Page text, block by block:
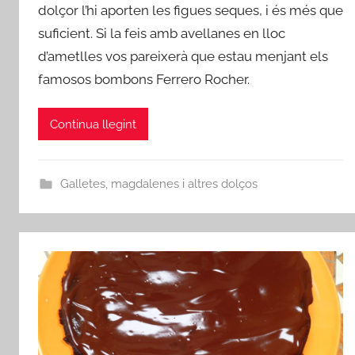
d
m
i
n
dolçor l’hi aporten les figues seques, i és més que
suficient. Si la feis amb avellanes en lloc
d’ametlles vos pareixerà que estau menjant els
famosos bombons Ferrero Rocher.
Continua llegint
Galletes, magdalenes i altres dolços